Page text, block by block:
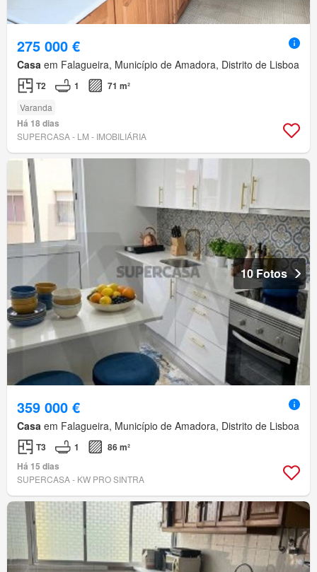
275 000 €
Casa em Falagueira, Município de Amadora, Distrito de Lisboa
T2 1 71 m²
Varanda
Há 18 dias
SUPERCASA - LM - IMOBILIÁRIA
10 Fotos
359 000 €
Casa em Falagueira, Município de Amadora, Distrito de Lisboa
T3 1
86 m²
Há 15 dias
SUPERCASA - KW PRO SINTRA